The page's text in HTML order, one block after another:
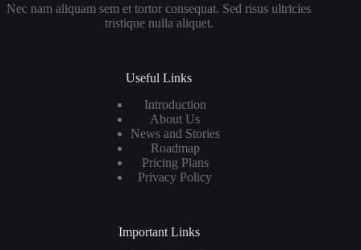
Nec nam aliquam sem et tortor consequat. Sed risus ultricies
tristique nulla aliquet.
Useful Links
Introduction
About Us
News and Stories
Roadmap
Pricing Plans
Privacy Policy
Important Links